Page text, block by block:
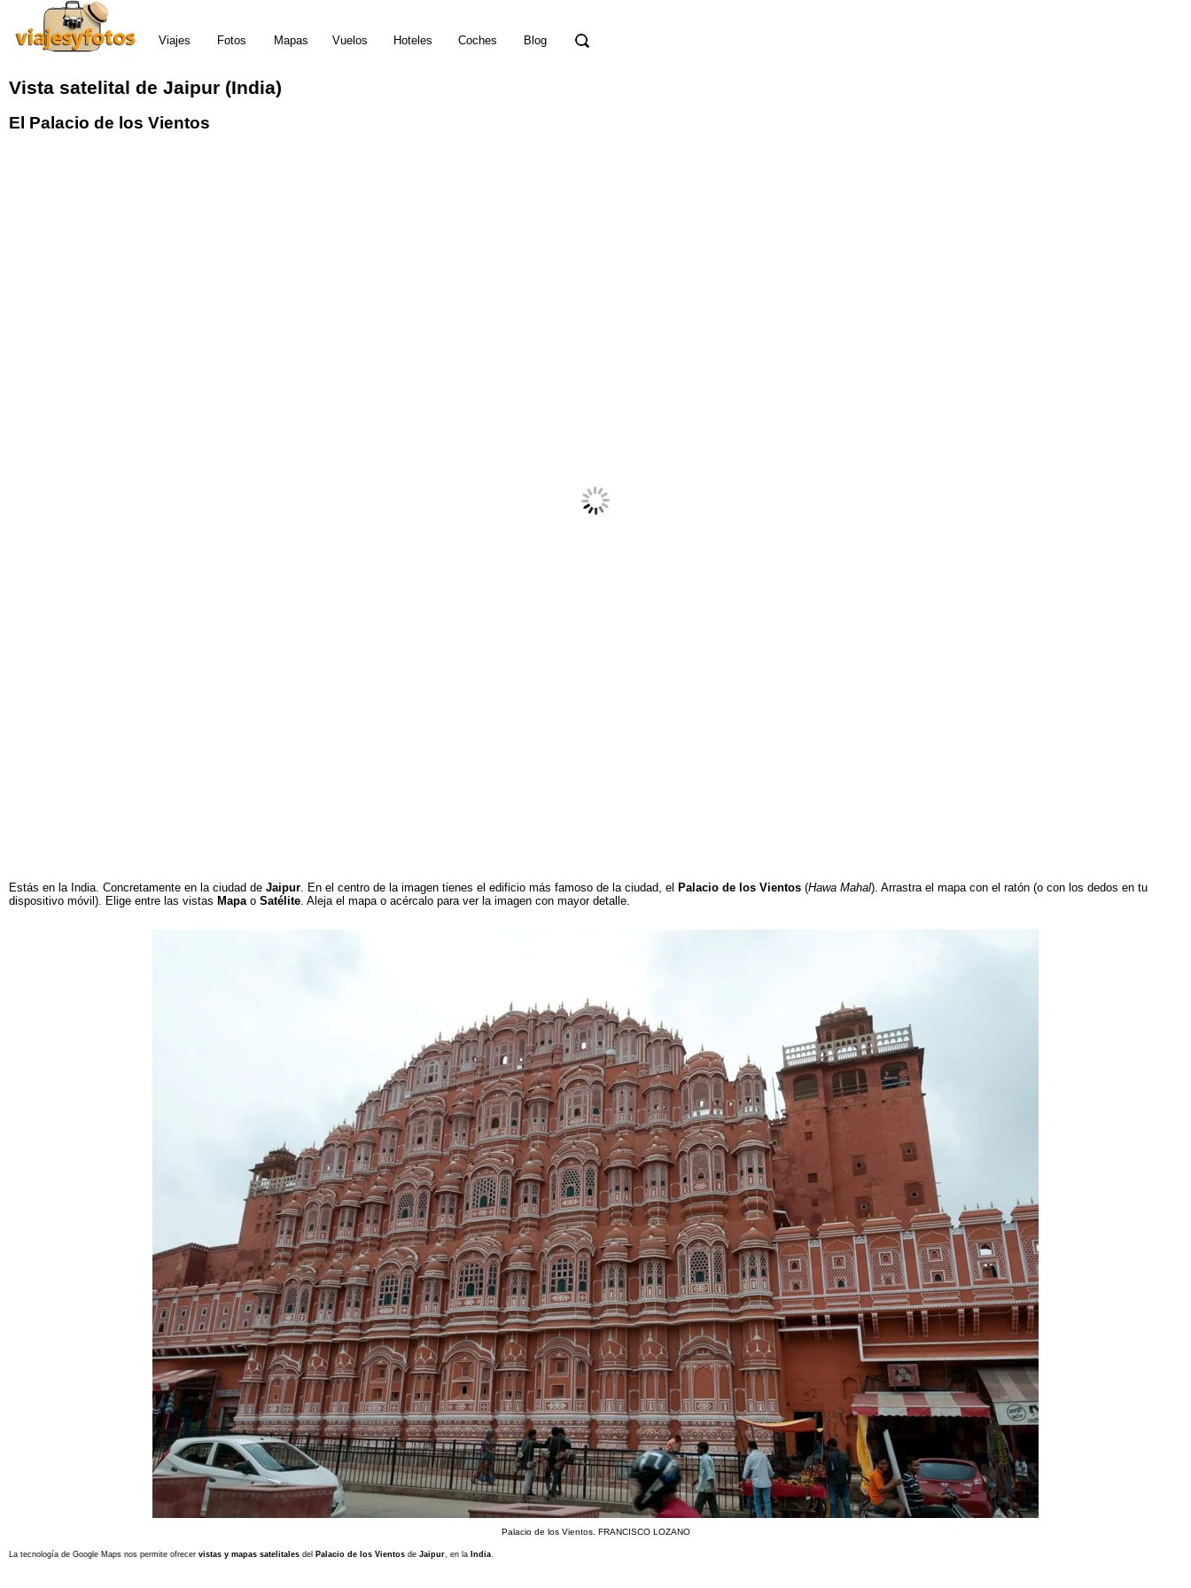
Viajes Fotos Mapas Vuelos Hoteles Coches Blog
Vista satelital de Jaipur (India)
El Palacio de los Vientos
Estás en la India. Concretamente en la ciudad de Jaipur . En el centro de la imagen tienes el edificio más famoso de la ciudad, el Palacio de los Vientos (Hawa Mahal). Arrastra el mapa con el ratón (o con los dedos en tu
dispositivo móvil). Elige entre las vistas Mapa o Satélite . Aleja el mapa o acércalo para ver la imagen con mayor detalle.
Palacio de los Vientos. FRANCISCO LOZANO
La tecnología de Google Maps nos permite ofrecer vistas y mapas satelitales del Palacio de los Vientos de Jaipur , en la India